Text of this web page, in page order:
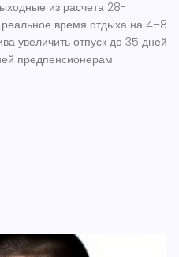
из расчета 28-
реальное время отдыха на 4–8
увеличить отпуск до 35 дней
предпенсионерам.